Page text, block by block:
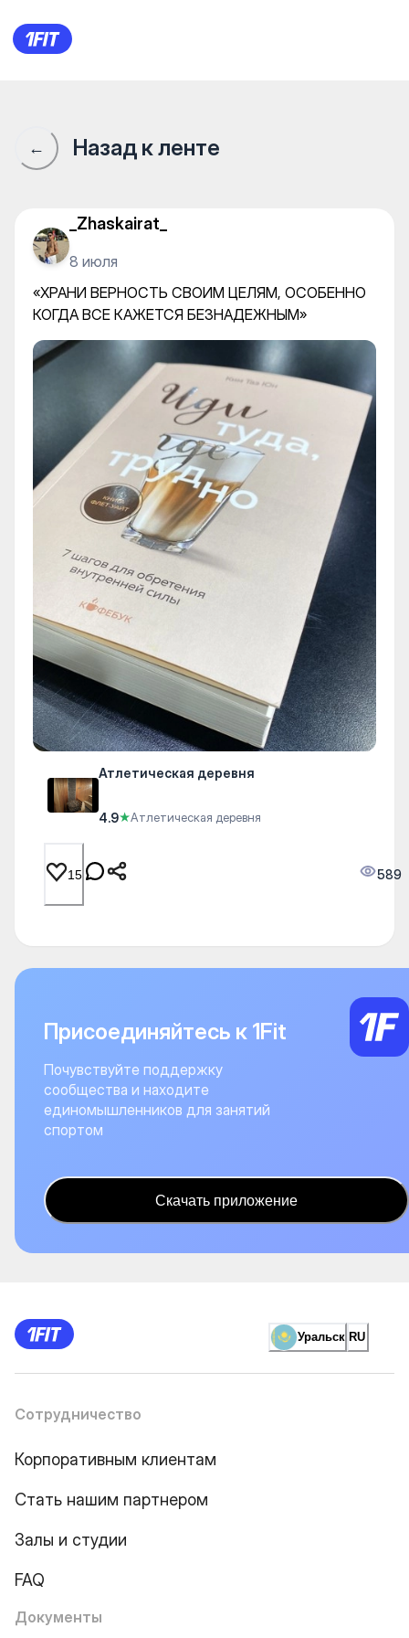
Атлетическая деревня —
← Назад к ленте
_Zhaskairat_
8 июля
«ХРАНИ ВЕРНОСТЬ СВОИМ ЦЕЛЯМ, ОСОБЕННО
КОГДА ВСЕ КАЖЕТСЯ БЕЗНАДЕЖНЫМ»
Атлетическая деревня
4.9★Атлетическая деревня
15 589
Присоединяйтесь к 1Fit
Почувствуйте поддержку
сообщества и находите
единомышленников для занятий
спортом
Скачать приложение
Уральск RU
Сотрудничество
Корпоративным клиентам
Стать нашим партнером
Залы и студии
FAQ
Документы